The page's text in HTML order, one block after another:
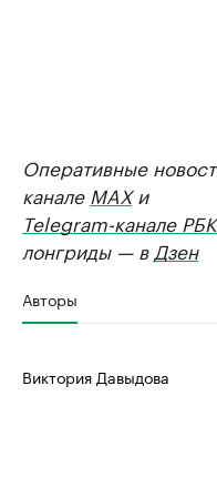
Оперативные
канале MAXи
Telegram-канале
лонгриды — в Дзен
Авторы
Виктория Давыдова